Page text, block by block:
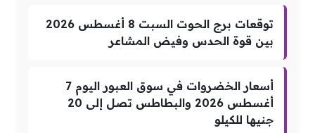
توقعات برج الحوت السبت 8 أغسطس 2026
بين قوة الحدس وفيض المشاعر
أسعار الخضروات في سوق العبور اليوم 7
أغسطس 2026 والبطاطس تصل إلى 20
جنيها للكيلو